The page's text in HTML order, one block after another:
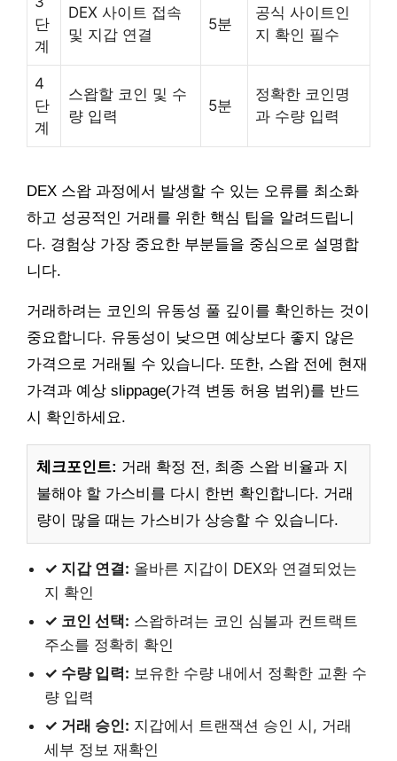
단
계
DEX 사이트 접속
및 지갑 연결
5분
공식 사이트인
지 확인 필수
4
단
계
스왑할 코인 및 수
량 입력
5분
정확한 코인명
과 수량 입력
DEX 스왑 과정에서 발생할 수 있는 오류를 최소화
하고 성공적인 거래를 위한 핵심 팁을 알려드립니
다. 경험상 가장 중요한 부분들을 중심으로 설명합
니다.
거래하려는 코인의 유동성 풀 깊이를 확인하는 것이
중요합니다. 유동성이 낮으면 예상보다 좋지 않은
가격으로 거래될 수 있습니다. 또한, 스왑 전에 현재
가격과 예상 slippage(가격 변동 허용 범위)를 반드
시 확인하세요.
체크포인트: 거래 확정 전, 최종 스왑 비율과 지
불해야 할 가스비를 다시 한번 확인합니다. 거래
량이 많을 때는 가스비가 상승할 수 있습니다.
✓ 지갑 연결: 올바른 지갑이 DEX와 연결되었는
지 확인
✓ 코인 선택: 스왑하려는 코인 심볼과 컨트랙트
주소를 정확히 확인
✓ 수량 입력: 보유한 수량 내에서 정확한 교환 수
량 입력
✓ 거래 승인: 지갑에서 트랜잭션 승인 시, 거래
세부 정보 재확인